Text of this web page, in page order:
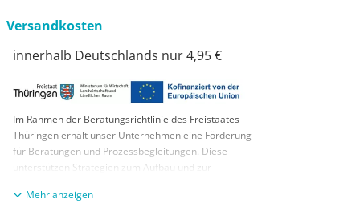
Versandkosten
innerhalb Deutschlands nur 4,95 €
Im Rahmen der Beratungsrichtlinie des Freistaates
Thüringen erhält unser Unternehmen eine Förderung
für Beratungen und Prozessbegleitungen. Diese
unterstützen Strategien zum Aufbau und zur
KMUs. Die daraus resultierenden Ergebnisse und
anzeigen